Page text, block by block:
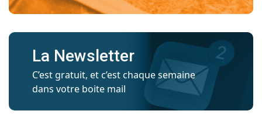
La Newsletter
C’est gratuit, et c’est chaque semaine
dans votre boite mail